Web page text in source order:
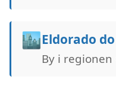
🏙️Eldorado
By i regionen